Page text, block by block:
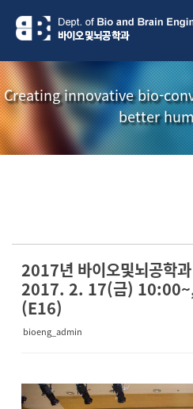
Creating innovative bio-
better
소식지
2017년 바이오및뇌공학
2017. 2. 17(금) 10:00~,
(E16)
bioeng_admin